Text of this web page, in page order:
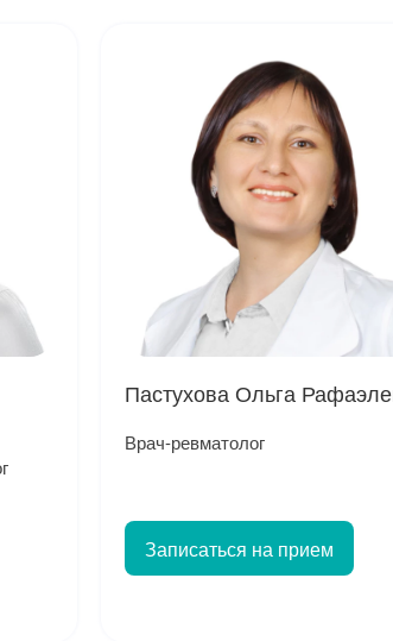
Пастухова Ольга
Врач-ревматолог
Записаться на прием